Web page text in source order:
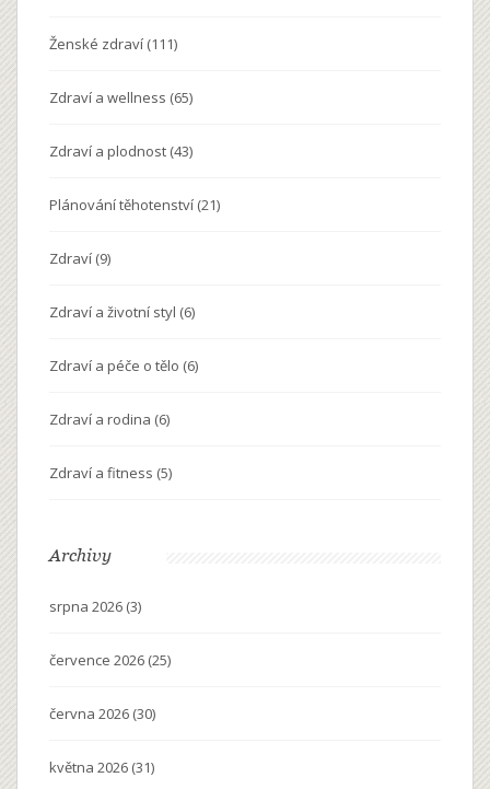
Ženské zdraví (111)
Zdraví a wellness (65)
Zdraví a plodnost (43)
Plánování těhotenství (21)
Zdraví (9)
Zdraví a životní styl (6)
Zdraví a péče o tělo (6)
Zdraví a rodina (6)
Zdraví a fitness (5)
Archivy
srpna 2026 (3)
července 2026 (25)
června 2026 (30)
května 2026 (31)